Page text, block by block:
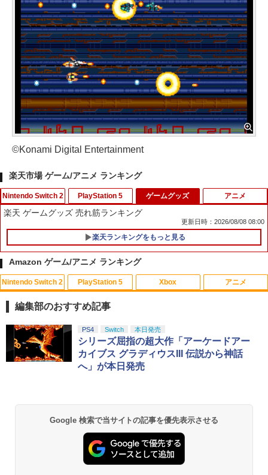
©Konami Digital Entertainment
楽天市場 ゲーム/アニメ ランキング
Nintendo Switch 2
1
＼マラソン限定！最大15％OFFクーポン
／【レビューで液晶保護フィルムプレゼ
ント】Nintendo Switch2 ケース ニンテ
ンドースイッチ2 用 キャリングケース ハ
ードケース カバー 収納ケース 耐衝撃 フ
ィルムプレゼント スリム 有機ELモデル
対応 大容量収納
￥1,580
Switch 2 Sports ゲーム用 スイッチ2 対
ルー1本 任天堂 スイッチ2対応
￥2,200
PlayStation 5
1
2セット PS5 コントローラー用 ボタン
補修 修理パーツ 交換用 ラバー セット 修
理パーツ 修理キット プレイステーショ
ン5 プレステ5
2
PS5 本体 カバー ステッカー シール ケー
ス ホコリ プレステ5 保護 フィルム スキ
ン カスタマイズ 傷防止 耐久性 傷防止
【中古】 ファンタジーライフi グルグ
ルの竜と時をぬすむ少女／PS5
￥3,872
ゲームグッズ
楽天 ゲームグッズ 売れ筋ランキング
更新日時：2026/08/08 08:00
楽天ランキングをもっと見る
アニメ
1
映画『THE FIRST SLAM DUNK』 STAN
DARD EDITION【Blu-ray】（早期予約
特典なし） [ 井上雄彦 ]
￥3,850
ウォルト・ディズニー・ジャパン｜The
Amazon ゲーム/アニメ ランキング
Nintendo Switch 2
1
スプラトゥーン レイダース|オンライン
コード版
￥5,832
スプラトゥーン レイダース -Switch2
PlayStation 5
1
PlayStation 5 デジタル・エディション
日本語専用 Console Language: Japan
ese only (CFI-2200B01)
￥55,000
Beast of Reincarnation -PS5 【特典】
プロダクトコード 封入
￥7,286
Xbox
1
【純正品】Xbox ワイヤレス コントロー
ラー + USB-C® ケーブル
￥8,300
【純正品】Xbox ワイヤレス コントロー
ラー (ロボット ホワイト)
￥7,681
アニメ
1
劇場版「鬼滅の刃」無限城編 第一章 猗
窩座再来 通常版 [Blu-ray]
￥3,982
劇場版「鬼滅の刃」無限城編 第一章 猗
窩座再来 通常版 [DVD]
￥3,523
編集部のおすすめ記事
PS4 Switch 本日発売
シリーズ屈指の超大作「アーケードアー
カイブス グラディウスIII 伝説から神話
へ」が本日発売
Google 検索で当サイトの記事を優先表示させる